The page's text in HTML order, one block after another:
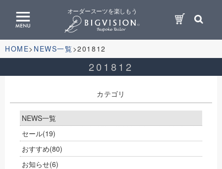
オーダースーツを楽しもう
HOME NEWS一覧 201812
201812
カテゴリ
NEWS一覧
セール(19)
おすすめ(80)
お知らせ(6)